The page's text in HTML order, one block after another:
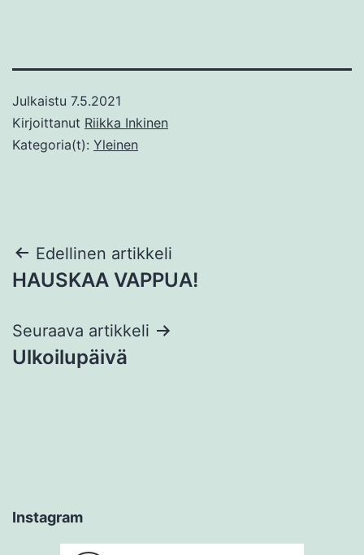
Julkaistu 7.5.2021
Kirjoittanut Riikka Inkinen
Kategoria(t): Yleinen
Artikkelien
selaus
Edellinen artikkeli
HAUSKAA VAPPUA!
Seuraava artikkeli
Ulkoilupäivä
Instagram